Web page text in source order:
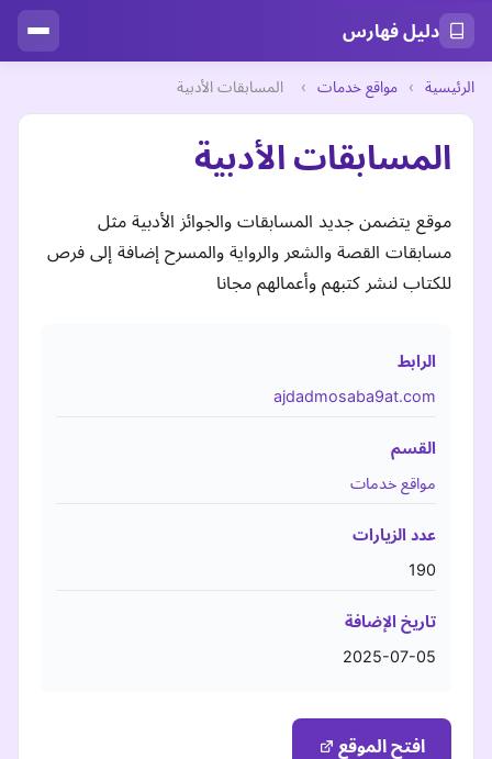
دليل فهارس
الرئيسية › مواقع خدمات › المسابقات الأدبية
المسابقات الأدبية
موقع يتضمن جديد المسابقات والجوائز الأدبية مثل
مسابقات القصة والشعر والرواية والمسرح إضافة إلى فرص
للكتاب لنشر كتبهم وأعمالهم مجانا
الرابط
ajdadmosaba9at.com
القسم
مواقع خدمات
عدد الزيارات
190
تاريخ الإضافة
2025-07-05
افتح الموقع